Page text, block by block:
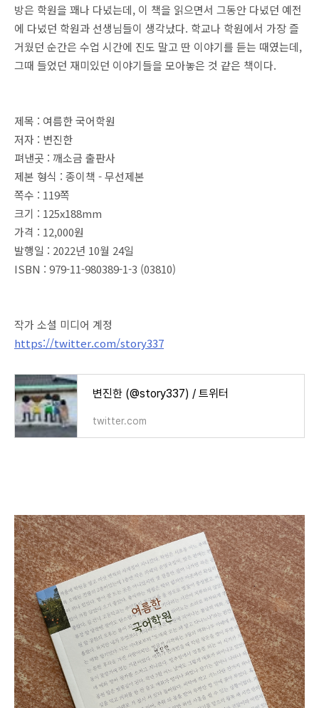
방은 학원을 꽤나 다녔는데, 이 책을 읽으면서 그동안 다녔던 예전
에 다녔던 학원과 선생님들이 생각났다. 학교나 학원에서 가장 즐
거웠던 순간은 수업 시간에 진도 말고 딴 이야기를 듣는 때였는데,
그때 들었던 재미있던 이야기들을 모아놓은 것 같은 책이다.
제목 : 여름한 국어학원
저자 : 변진한
펴낸곳 : 깨소금 출판사
제본 형식 : 종이책 - 무선제본
쪽수 : 119쪽
크기 : 125x188mm
가격 : 12,000원
발행일 : 2022년 10월 24일
ISBN : 979-11-980389-1-3 (03810)
작가 소셜 미디어 계정
https://twitter.com/story337
변진한 (@story337) / 트위터
twitter.com